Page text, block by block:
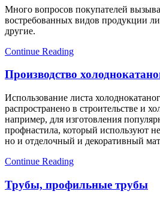
Много вопросов покупателей
востребованных видов продукции
другие.
Continue Reading
Производство
Использование листа
распространено в строительстве и
например, для изготовления
профнастила, который используют
но и отделочный и декоративный
Continue Reading
Трубы, профильные трубы